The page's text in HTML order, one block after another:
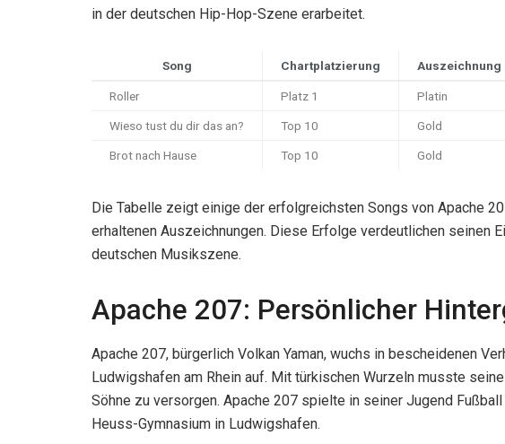
in der deutschen Hip-Hop-Szene erarbeitet.
Song Chartplatzierung Auszeichnung
Roller Platz 1 Platin
Wieso tust du dir das an? Top 10 Gold
Brot nach Hause Top 10 Gold
Die Tabelle zeigt einige der erfolgreichsten Songs von Apache
erhaltenen Auszeichnungen. Diese Erfolge verdeutlichen seinen
deutschen Musikszene.
Apache 207: Persönlicher
Apache 207, bürgerlich Volkan Yaman, wuchs in bescheidenen
Ludwigshafen am Rhein auf. Mit türkischen Wurzeln musste
Söhne zu versorgen. Apache 207 spielte in seiner Jugend
Heuss-Gymnasium in Ludwigshafen.